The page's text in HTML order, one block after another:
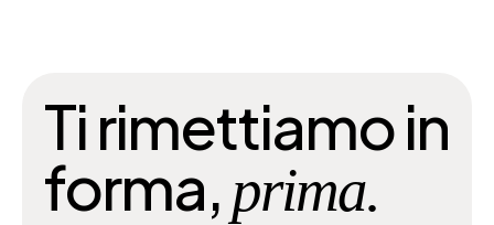
Ti rimettiamo in
forma, prima.